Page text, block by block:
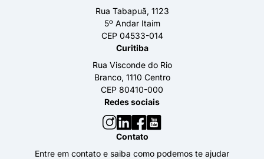
Rua Tabapuã, 1123
5º Andar Itaim
CEP 04533-014
Curitiba
Rua Visconde do Rio
Branco, 1110 Centro
CEP 80410-000
Redes sociais
Contato
Entre em contato e saiba como podemos te ajudar